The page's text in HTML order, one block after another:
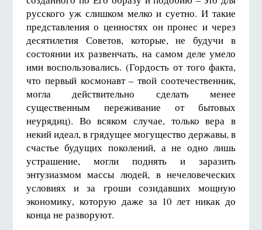
русского уж слишком мелко и суетно. И такие
представления о ценностях он пронес и через
десятилетия Советов, которые, не будучи в
состоянии их развенчать, на самом деле умело
ими воспользовались. (Гордость от того факта,
что первый космонавт – твой соотечественник,
могла действительно сделать менее
существенным переживание от бытовых
неурядиц). Во всяком случае, только вера в
некий идеал, в грядущее могущество державы, в
счастье будущих поколений, а не одно лишь
устрашение, могли поднять и заразить
энтузиазмом массы людей, в нечеловеческих
условиях и за гроши созидавших мощную
экономику, которую даже за 10 лет никак до
конца не разворуют.